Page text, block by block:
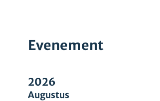
Evenement
2026
Augustus